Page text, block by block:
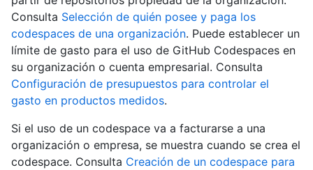
Consulta Selección de quién posee y paga los
codespaces de una organización. Puede establecer un
límite de gasto para el uso de GitHub Codespaces en
su organización o cuenta empresarial. Consulta
Configuración de presupuestos para controlar el
gasto en productos medidos.
Si el uso de un codespace va a facturarse a una
organización o empresa, se muestra cuando se crea el
codespace. Consulta Creación de un codespace para